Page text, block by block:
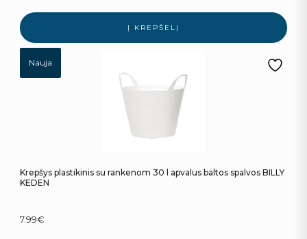
Į KREPŠELĮ
Nauja
Krepšys plastikinis su rankenom 30 l apvalus baltos spalvos BILLY
KEDEN
7.99€